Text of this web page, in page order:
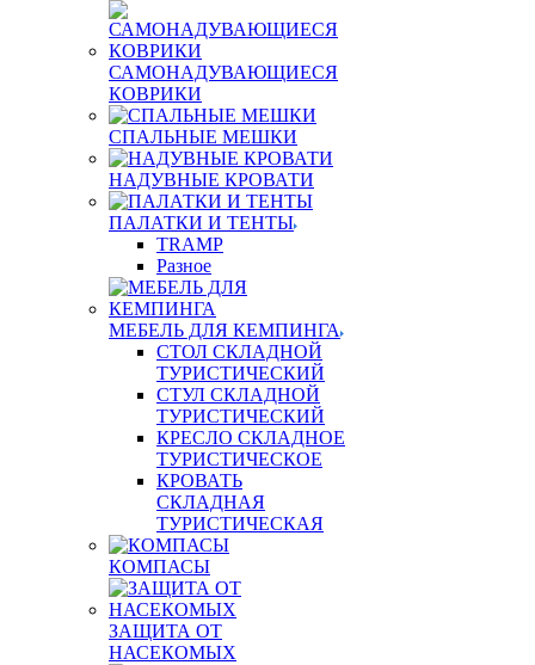
САМОНАДУВАЮЩИЕСЯ
КОВРИКИ
СПАЛЬНЫЕ МЕШКИ
НАДУВНЫЕ КРОВАТИ
ПАЛАТКИ И ТЕНТЫ
TRAMP
Разное
МЕБЕЛЬ ДЛЯ КЕМПИНГА
СТОЛ СКЛАДНОЙ
ТУРИСТИЧЕСКИЙ
СТУЛ СКЛАДНОЙ
ТУРИСТИЧЕСКИЙ
КРЕСЛО СКЛАДНОЕ
ТУРИСТИЧЕСКОЕ
КРОВАТЬ
СКЛАДНАЯ
ТУРИСТИЧЕСКАЯ
КОМПАСЫ
ЗАЩИТА ОТ
НАСЕКОМЫХ